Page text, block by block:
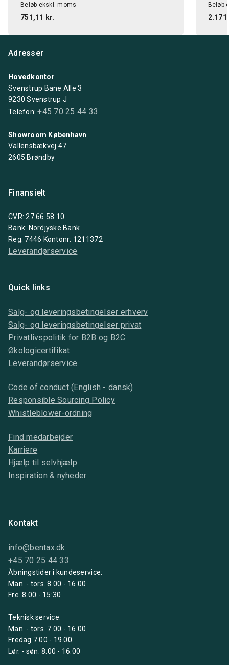
Beløb ekskl. moms
751,11 kr.
Beløb
Adresser
Hovedkontor
Svenstrup Bane Alle 3
9230 Svenstrup J
Telefon:+45 70 25 44 33
Showroom København
Vallensbækvej 47
2605 Brøndby
Finansielt
CVR: 27 66 58 10
Bank: Nordjyske Bank
Reg: 7446 Kontonr: 1211372
Leverandørservice
Quick links
Salg- og leveringsbetingelser erhverv
Salg- og leveringsbetingelser privat
Privatlivspolitik for B2B og B2C
Økologicertifikat
Leverandørservice
Code of conduct (English - dansk)
Responsible Sourcing Policy
Whistleblower-ordning
Find medarbejder
Karriere
Hjælp til selvhjælp
Inspiration & nyheder
Kontakt
info@bentax.dk
+45 70 25 44 33
Åbningstider i kundeservice:
Man. - tors. 8.00 - 16.00
Fre. 8.00 - 15:30
Teknisk service:
Man. - tors. 7.00 - 16.00
Fredag 7.00 - 19.00
Lør. - søn. 8.00 - 16.00